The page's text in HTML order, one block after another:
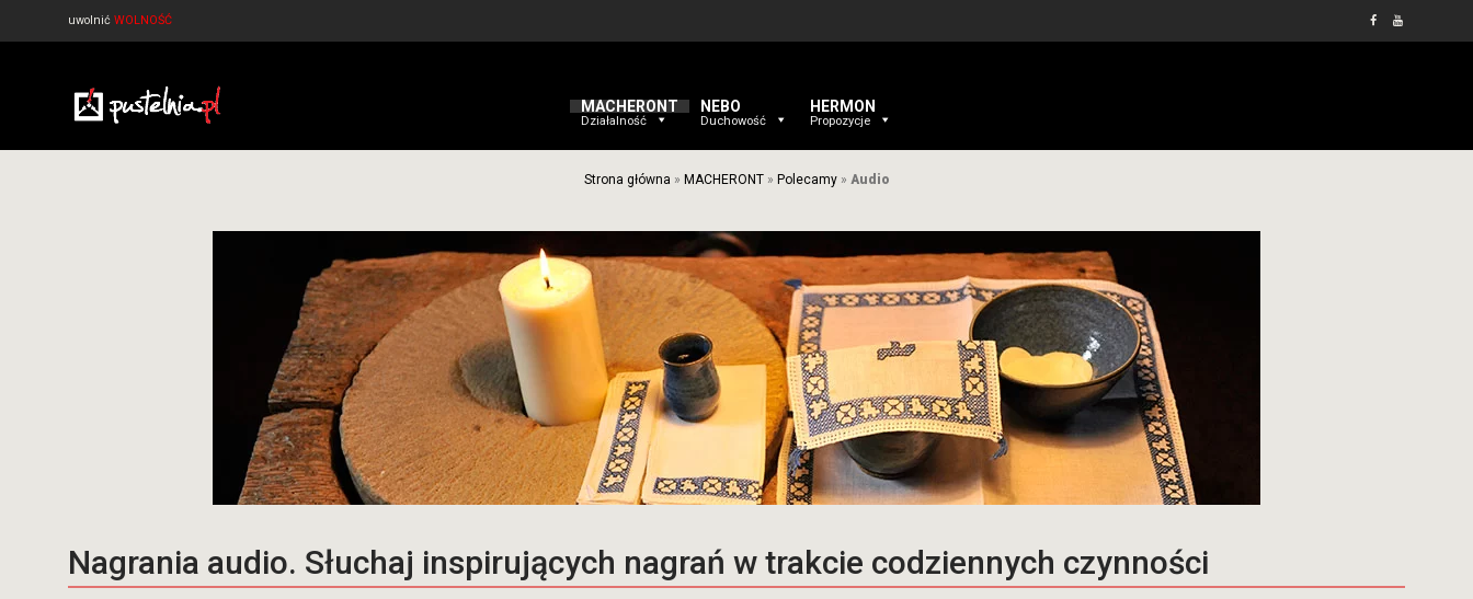
uwolnić WOLNOŚĆ
MACHERONT
Działalność
NEBO
Duchowość
HERMON
Propozycje
Strona główna » MACHERONT» Polecamy» Audio
Nagrania audio. Słuchaj inspirujących nagrań w trakcie codziennych czynności